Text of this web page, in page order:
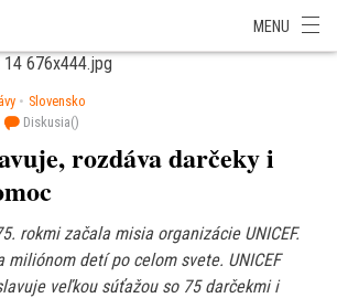
MENU
Slovensko
Diskusia()
rozdáva darčeky i
rokmi začala misia organizácie UNICEF.
miliónom detí po celom svete. UNICEF
veľkou súťažou so 75 darčekmi i